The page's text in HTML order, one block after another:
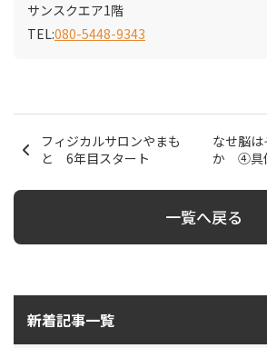
サンスクエア1階
TEL:080-5448-9343
フィジカルサロンやまも
と 6年目スタート
なせ脳
か ④具
一覧へ戻る
新着記事一覧